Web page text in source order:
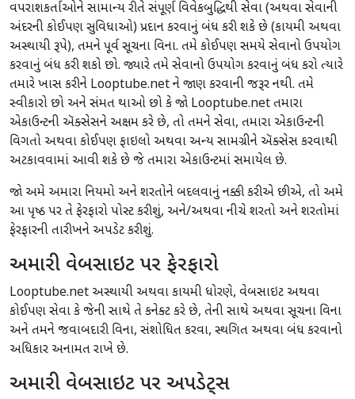
વપરાશકર્તાઓને સામાન્ય રીતે સંપૂર્ણ વિવેકબુદ્ધિથી સેવા (અથવા સેવાની
અંદરની કોઈપણ સુવિધાઓ) પ્રદાન કરવાનું બંધ કરી શકે છે (કાયમી અથવા
અસ્થાયી રૂપે), તમને પૂર્વ સૂચના વિના. તમે કોઈપણ સમયે સેવાનો ઉપયોગ
કરવાનું બંધ કરી શકો છો. જ્યારે તમે સેવાનો ઉપયોગ કરવાનું બંધ કરો ત્યારે
તમારે ખાસ કરીને Looptube.net ને જાણ કરવાની જરૂર નથી. તમે
સ્વીકારો છો અને સંમત થાઓ છો કે જો Looptube.net તમારા
એકાઉન્ટની ઍક્સેસને અક્ષમ કરે છે, તો તમને સેવા, તમારા એકાઉન્ટની
વિગતો અથવા કોઈપણ ફાઇલો અથવા અન્ય સામગ્રીને ઍક્સેસ કરવાથી
અટકાવવામાં આવી શકે છે જે તમારા એકાઉન્ટમાં સમાયેલ છે.
જો અમે અમારા નિયમો અને શરતોને બદલવાનું નક્કી કરીએ છીએ, તો અમે
આ પૃષ્ઠ પર તે ફેરફારો પોસ્ટ કરીશું, અને/અથવા નીચે શરતો અને શરતોમાં
ફેરફારની તારીખને અપડેટ કરીશું.
અમારી વેબસાઇટ પર ફેરફારો
Looptube.net અસ્થાયી અથવા કાયમી ધોરણે, વેબસાઇટ અથવા
કોઈપણ સેવા કે જેની સાથે તે કનેક્ટ કરે છે, તેની સાથે અથવા સૂચના વિના
અને તમને જવાબદારી વિના, સંશોધિત કરવા, સ્થગિત અથવા બંધ કરવાનો
અધિકાર અનામત રાખે છે.
અમારી વેબસાઇટ પર અપડેટ્સ